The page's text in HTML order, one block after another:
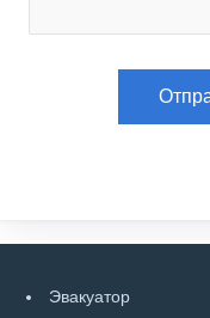
Эвакуатор